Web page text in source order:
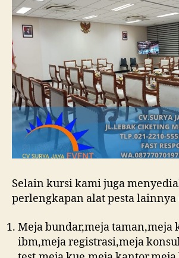
Selain kursi kami juga
perlengkapan alat pesta
Meja bundar,meja taman,meja
ibm,meja registrasi,meja